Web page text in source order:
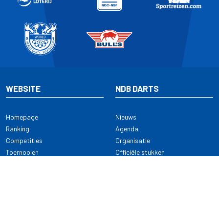
WEBSITE
Homepage
Ranking
Competities
Toernooien
NDB DARTS
Nieuws
Agenda
Organisatie
Officiële stukken